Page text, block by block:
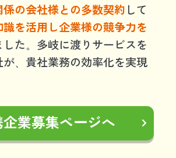
の会社様との多数契約 して
識を活用し企業様の競争力を
した。多岐に渡りサービスを
、貴社業務の効率化を実現
企業募集ページへ